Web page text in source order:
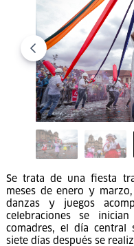
Se trata de una fiesta
meses de enero y
danzas y juegos
celebraciones se
comadres, el día central